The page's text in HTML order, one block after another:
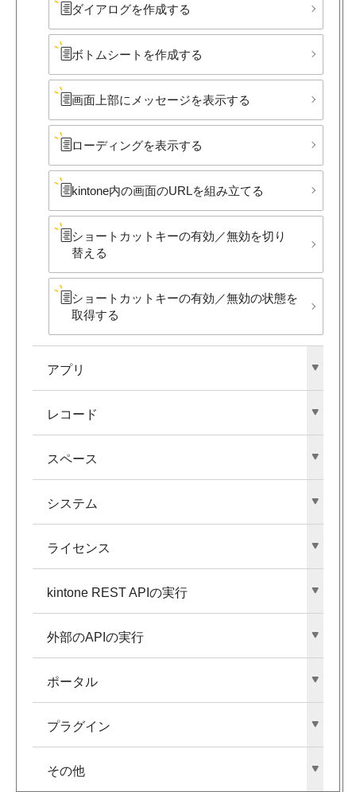
ダイアログを​作成する
ボトムシートを​作成する
画面上部に​メッセージを​表示する
ローディングを​表示する
kintone内の​画面の​URLを​組み立てる
ショートカットキーの​有効／無効を​切り​
替える
ショートカットキーの​有効／無効の​状態を​
取得する
アプリ
レコード
スペース
システム
ライセンス
kintone REST APIの​実行
外部の​APIの​実行
ポータル
プラグイン
その​他